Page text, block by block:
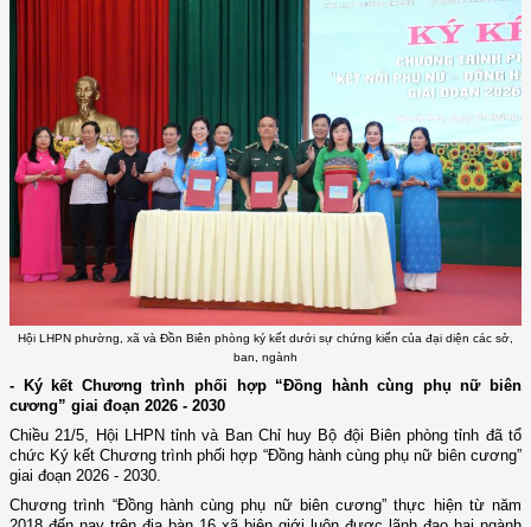
Hội LHPN phường, xã và Đồn Biên phòng ký kết dưới sự chứng kiến của đại diện các sở,
ban, ngành
- Ký kết Chương trình phối hợp “Đồng hành cùng phụ nữ biên
cương” giai đoạn 2026 - 2030
Chiều 21/5, Hội LHPN tỉnh và Ban Chỉ huy Bộ đội Biên phòng tỉnh đã tổ
chức Ký kết Chương trình phối hợp “Đồng hành cùng phụ nữ biên cương”
giai đoạn 2026 - 2030.
Chương trình “Đồng hành cùng phụ nữ biên cương” thực hiện từ năm